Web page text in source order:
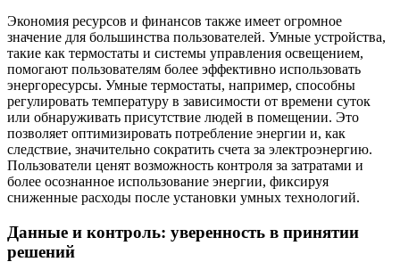
Экономия ресурсов и финансов также имеет огромное
значение для большинства пользователей. Умные устройства,
такие как термостаты и системы управления освещением,
помогают пользователям более эффективно использовать
энергоресурсы. Умные термостаты, например, способны
регулировать температуру в зависимости от времени суток
или обнаруживать присутствие людей в помещении. Это
позволяет оптимизировать потребление энергии и, как
следствие, значительно сократить счета за электроэнергию.
Пользователи ценят возможность контроля за затратами и
более осознанное использование энергии, фиксируя
сниженные расходы после установки умных технологий.
Данные и контроль: уверенность в принятии
решений